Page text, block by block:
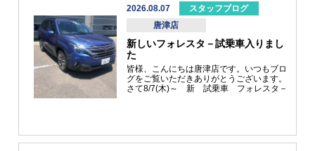
スバル自動車保険
リコール
所有権解除について
諌早店
佐賀店/カー
スポット佐賀
武雄店 唐津店
試乗車情報
アフターサービス
お問い合わせ
2026.08.07
スタッフブログ
唐津店
新しいフォレスタ－試乗車入りまし
た
皆様、こんにちは唐津店です。いつもブロ
グをご覧いただきありがとうございます。
さて8/7(木)～ 新 試乗車 フォレスタ－
ハウスさんに行ってきました。ハ－モニ－